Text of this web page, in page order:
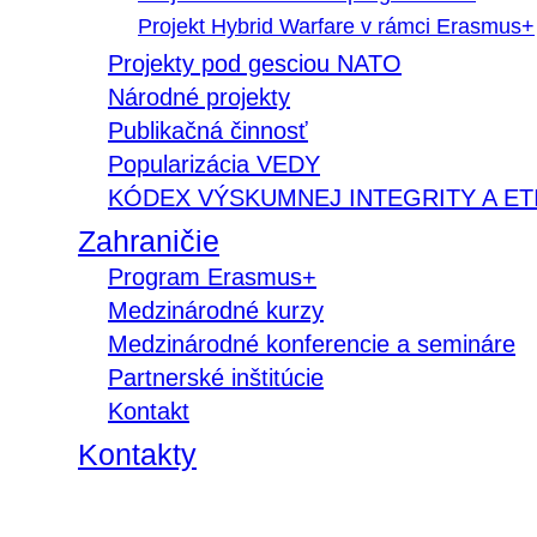
Projekt Hybrid Warfare v rámci Erasmus+
Projekty pod gesciou NATO
Národné projekty
Publikačná činnosť
Popularizácia VEDY
KÓDEX VÝSKUMNEJ INTEGRITY A
Zahraničie
Program Erasmus+
Medzinárodné kurzy
Medzinárodné konferencie a semináre
Partnerské inštitúcie
Kontakt
Kontakty